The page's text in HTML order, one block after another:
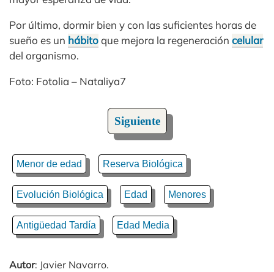
Por último, dormir bien y con las suficientes horas de
sueño es un hábitoque mejora la regeneración celular
del organismo.
Foto: Fotolia – Nataliya7
Siguiente
Menor de edad Reserva Biológica
Evolución Biológica Edad Menores
Antigüedad Tardía Edad Media
Autor: Javier Navarro.